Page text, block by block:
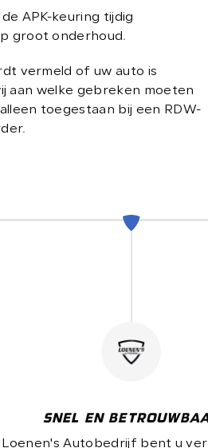
De
APK-keuring tijdig
groot onderhoud.
vermeld of uw auto is
aan welke gebreken moeten
toegestaan bij een RDW-
SNEL EN
Loenen's Autobedrijf bent u